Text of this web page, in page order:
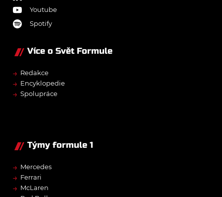
Youtube
Spotify
Více o Svět Formule
→ Redakce
→ Encyklopedie
→ Spolupráce
Týmy formule 1
→ Mercedes
→ Ferrari
→ McLaren